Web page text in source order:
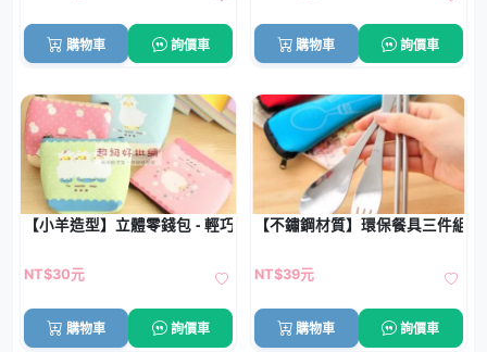
購物車 詢價車 購物車 詢價車
【小羊造型】立體零錢包 - 輕巧卡片收納包
NT$30元
購物車 詢價車
【不鏽鋼材質】環保餐具三件組 -
NT$39元
購物車 詢價車